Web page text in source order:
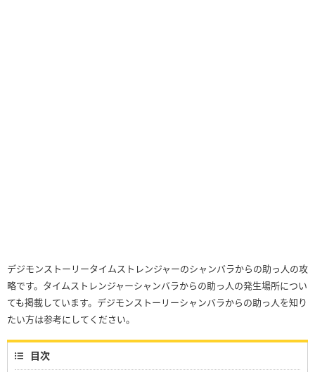
デジモンストーリータイムストレンジャーのシャンバラからの助っ人の攻
略です。タイムストレンジャーシャンバラからの助っ人の発生場所につい
ても掲載しています。デジモンストーリーシャンバラからの助っ人を知り
たい方は参考にしてください。
目次